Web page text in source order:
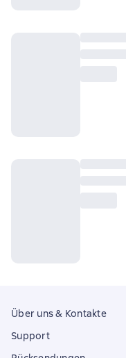
Über uns & Kontakte
Support